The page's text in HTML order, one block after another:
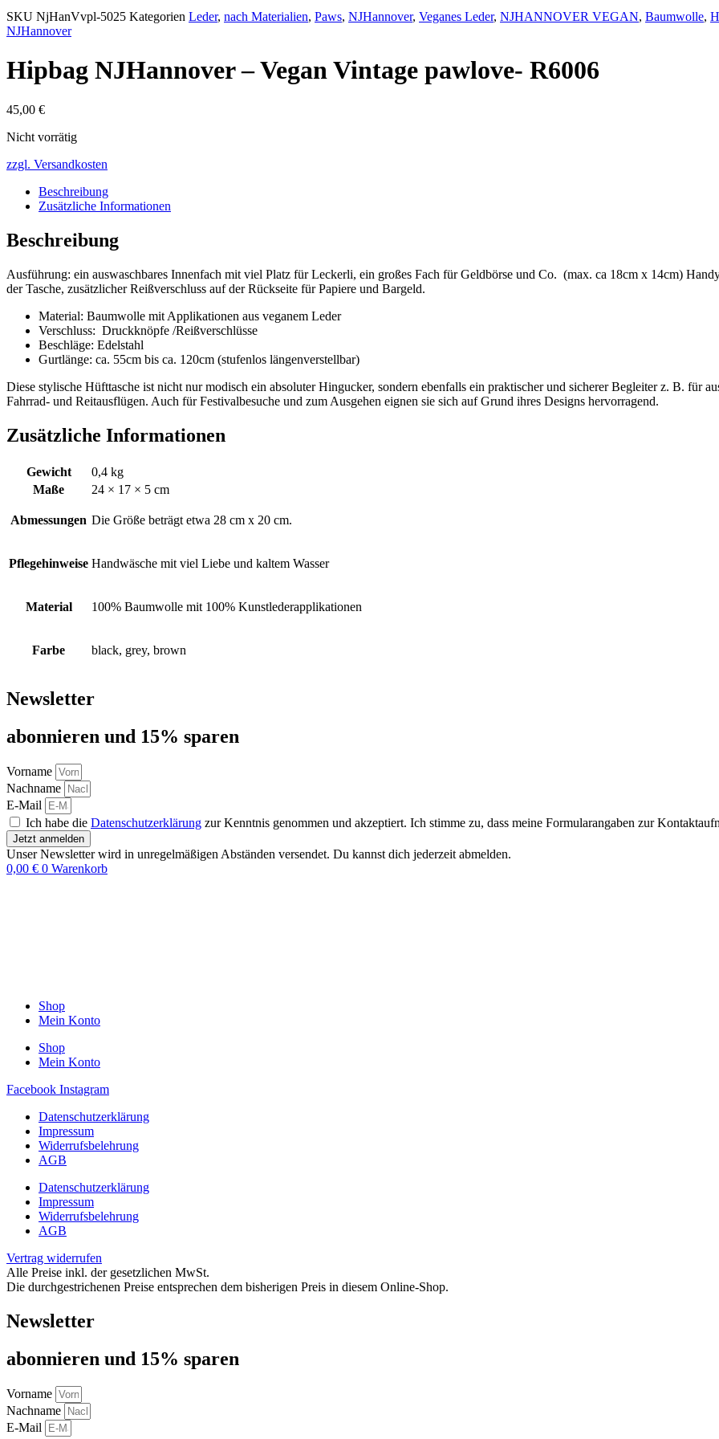
SKU NjHanVvpl-5025 Kategorien Leder, nach Materialien, Paws, NJHannover, Veganes Leder, NJHANNOVER VEGAN, Baumwolle,
NJHannover
Hipbag NJHannover – Vegan Vintage pawlove- R6006
45,00 €
Nicht vorrätig
zzgl. Versandkosten
Beschreibung
Zusätzliche Informationen
Beschreibung
Ausführung: ein auswaschbares Innenfach mit viel Platz für Leckerli, ein großes Fach für Geldbörse und Co. (max. ca 18cm x 14cm)
der Tasche, zusätzlicher Reißverschluss auf der Rückseite für Papiere und Bargeld.
Material: Baumwolle mit Applikationen aus veganem Leder
Verschluss: Druckknöpfe /Reißverschlüsse
Beschläge: Edelstahl
Gurtlänge: ca. 55cm bis ca. 120cm (stufenlos längenverstellbar)
Diese stylische Hüfttasche ist nicht nur modisch ein absoluter Hingucker, sondern ebenfalls ein praktischer und sicherer Begleiter z. B. für
Fahrrad- und Reitausflügen. Auch für Festivalbesuche und zum Ausgehen eignen sie sich auf Grund ihres Designs hervorragend.
Zusätzliche Informationen
Gewicht
0,4 kg
Maße
24 × 17 × 5 cm
Abmessungen Die Größe beträgt etwa 28 cm x 20 cm.
Pflegehinweise Handwäsche mit viel Liebe und kaltem Wasser
Material 100% Baumwolle mit 100% Kunstlederapplikationen
Farbe black, grey, brown
Newsletter
abon­nie­ren und 15% sparen
Vorname
Nachname
E-Mail
Ich habe die Datenschutzerklärung zur Kenntnis genommen und akzeptiert. Ich stimme zu, dass meine Formularangaben zur
Jetzt anmelden
Unser Newsletter wird in unregelmäßigen Abständen versendet. Du kannst dich jederzeit abmelden.
0,00 € 0 Warenkorb
Shop
Mein Konto
Shop
Mein Konto
Facebook Instagram
Datenschutzerklärung
Impressum
Widerrufsbelehrung
AGB
Datenschutzerklärung
Impressum
Widerrufsbelehrung
AGB
Vertrag widerrufen
Alle Preise inkl. der gesetzlichen MwSt.
Die durchgestrichenen Preise entsprechen dem bisherigen Preis in diesem Online-Shop.
Newsletter
abon­nie­ren und 15% sparen
Vorname
Nachname
E-Mail